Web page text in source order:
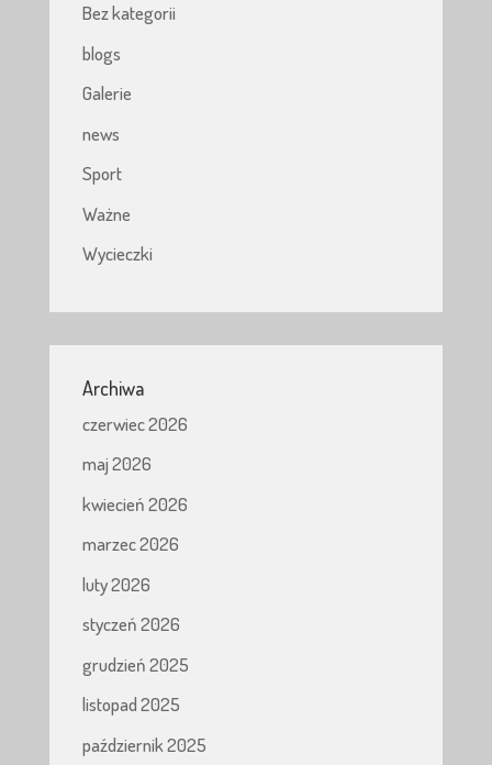
Bez kategorii
blogs
Galerie
news
Sport
Ważne
Wycieczki
Archiwa
czerwiec 2026
maj 2026
kwiecień 2026
marzec 2026
luty 2026
styczeń 2026
grudzień 2025
listopad 2025
październik 2025